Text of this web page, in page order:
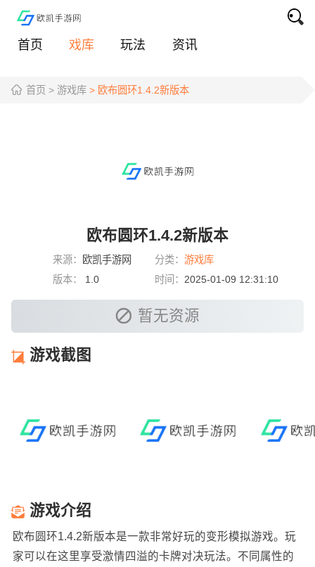
首页 戏库 玩法 资讯
首页 > 游戏库 > 欧布圆环1.4.2新版本
欧布圆环1.4.2新版本
来源： 欧凯手游网 分类： 游戏库
版本：
1.0 时间： 2025-01-09 12:31:10
暂无资源
游戏截图
游戏介绍
欧布圆环1.4.2新版本是一款非常好玩的变形模拟游戏。玩
家可以在这里享受激情四溢的卡牌对决玩法。不同属性的